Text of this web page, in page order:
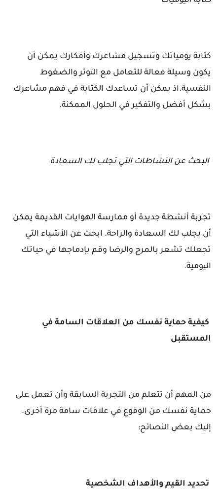
كتابة يومياتك وتسجيل مشاعرك وأفكارك يمكن أن
يكون وسيلة فعالة للتعامل مع التوتر والضغوط
النفسية.اذ يمكن أن تساعدك الكتابة في فهم مشاعرك
بشكل أفضل والتفكير في الحلول الممكنة.
البحث عن النشاطات التي تجلب لك السعادة
تجربة أنشطة جديدة أو ممارسة الهوايات القديمة يمكن
أن يجلب لك السعادة والراحة. ابحث عن الأشياء التي
تجعلك تشعر بالمرح والرضا وقم بإدماجها في حياتك
اليومية.
كيفية حماية نفسك من العلاقات السامة في
المستقبل
من المهم أن تتعلم من التجربة السابقة وأن تعمل على
حماية نفسك من الوقوع في علاقات سامة مرة أخرى.
إليك بعض النصائح:
تحديد القيم والأهداف الشخصية